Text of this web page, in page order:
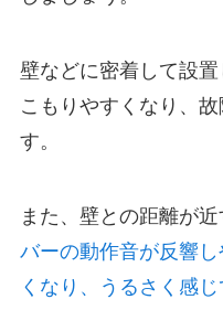
壁などに密着して設置
こもりやすくなり、
す。
また、壁との距離が近
バーの動作音が反響
くなり、うるさく感じ